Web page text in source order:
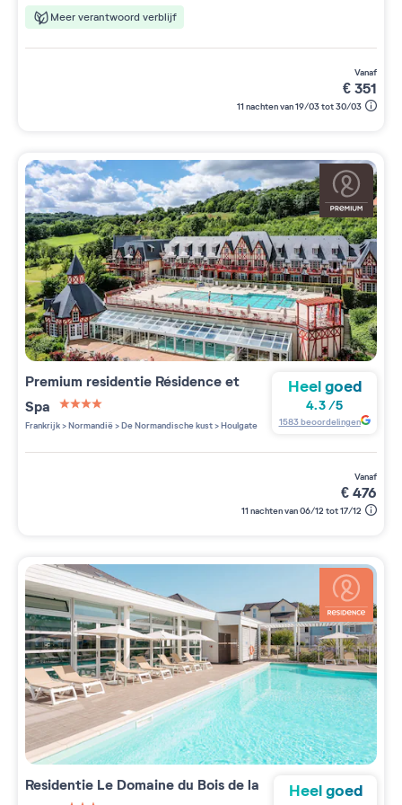
Meer verantwoord verblijf
vanaf
€351
11 nachten van 19/03 tot 30/03
Premium residentie Résidence et
Spa
4 étoiles sur 5
Frankrijk>Normandië>De Normandische kust>Houlgate
Heel goed
4.3/5
1583beoordelingen
vanaf
€476
11 nachten van 06/12 tot 17/12
Residentie Le Domaine du Bois de la
Heel goed